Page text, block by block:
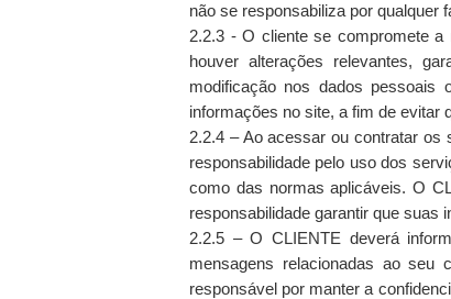
não se responsabiliza por qualquer
2.2.3 - O cliente se compromete a
houver alterações relevantes,
modificação nos dados pessoais
informações no site, a fim de evitar
2.2.4 – Ao acessar ou contratar os
responsabilidade pelo uso dos
como das normas aplicáveis. O
responsabilidade garantir que suas
2.2.5 – O CLIENTE deverá
mensagens relacionadas ao seu
responsável por manter a